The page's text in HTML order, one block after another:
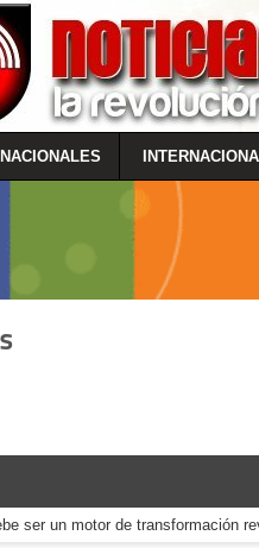
NACIONALES
ser un motor de transformación